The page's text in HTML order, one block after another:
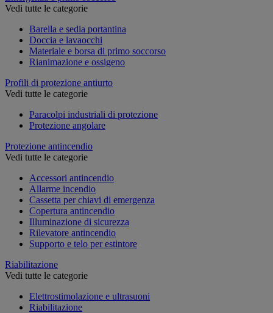
Vedi tutte le categorie
Barella e sedia portantina
Doccia e lavaocchi
Materiale e borsa di primo soccorso
Rianimazione e ossigeno
Profili di protezione antiurto
Vedi tutte le categorie
Paracolpi industriali di protezione
Protezione angolare
Protezione antincendio
Vedi tutte le categorie
Accessori antincendio
Allarme incendio
Cassetta per chiavi di emergenza
Copertura antincendio
Illuminazione di sicurezza
Rilevatore antincendio
Supporto e telo per estintore
Riabilitazione
Vedi tutte le categorie
Elettrostimolazione e ultrasuoni
Riabilitazione